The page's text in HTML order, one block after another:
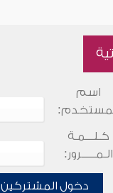
اسم
كـلـــمـة
الـمـــــرور:
دخول المشتركين